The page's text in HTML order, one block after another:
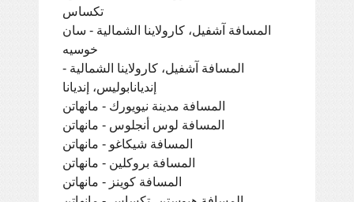
تكساس
المسافة آشفيل، كارولاينا الشمالية - سان
خوسيه
المسافة آشفيل، كارولاينا الشمالية -
إنديانابوليس، إنديانا
المسافة مدينة نيويورك - مانهاتن
المسافة لوس أنجلوس - مانهاتن
المسافة شيكاغو - مانهاتن
المسافة بروكلين - مانهاتن
المسافة كوينز - مانهاتن